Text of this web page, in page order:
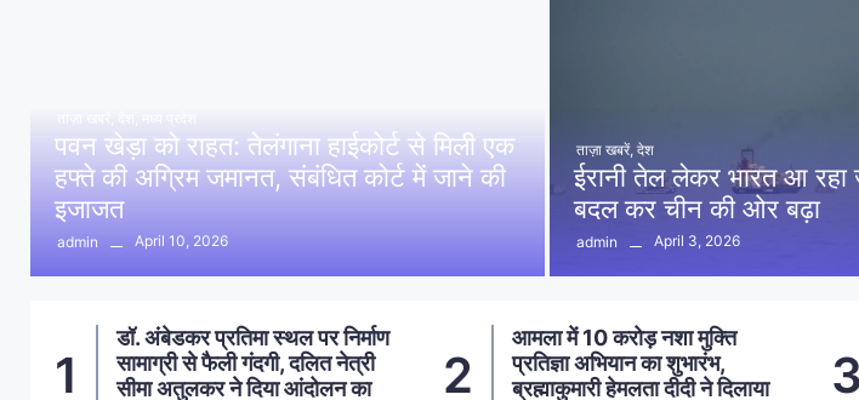
पवन खेड़ा को राहत: तेलंगाना हाईकोर्ट से मिली एक
हफ्ते की अग्रिम जमानत, संबंधित कोर्ट में जाने की
इजाजत
admin April 10, 2026
ताज़ा खबरें, देश
ईरानी तेल लेकर भारत आ
बदल कर चीन की ओर बढ़ा
admin April 3, 2026
2
आमला में 10 करोड़ नशा मुक्ति
प्रतिज्ञा अभियान का शुभारंभ,
ब्रह्माकुमारी हेमलता दीदी ने दिलाया
3
आमला में 20 लाख की नकबजनी का
पर्दाफाश, 2 अंतरजिला शातिर
4